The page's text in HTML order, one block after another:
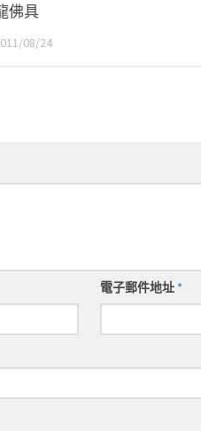
佛具
08/24
電子郵件地址*